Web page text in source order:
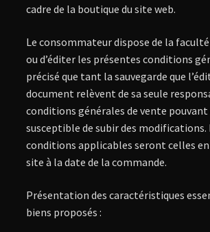
cadre de la boutique du site web.
Le consommateur dispose de la
ou d’éditer les présentes conditions
précisé que tant la sauvegarde que
document relèvent de sa seule
conditions générales de vente
susceptible de subir des modifications.
conditions applicables seront celles en
site à la date de la commande.
Présentation des caractéristiques
biens proposés :